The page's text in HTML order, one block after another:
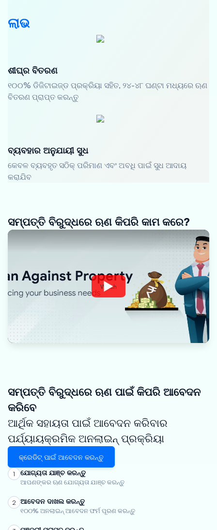
ଲାଭ
ଶୀଘ୍ର ବିତରଣ
୧୦୦% ଡିଜିଟାଇଜ୍ଡ ପ୍ରକ୍ରିୟା ସହିତ, ୨୪-୪୮ ଘଣ୍ଟା ମଧ୍ୟରେ ଋଣ
ବିତରଣ ପ୍ରାପ୍ତ କରନ୍ତୁ
ବ୍ୟବହାର ଅନୁଯାୟୀ ସୁଧ
କେବଳ ବ୍ୟବହୃତ ସଠିକ୍ ପରିମାଣ ଏବଂ ଅବଧି ପାଇଁ ସୁଧ ଆଦାୟ
କରାଯିବ
ସମ୍ପତ୍ତି ବିରୁଦ୍ଧରେ ଋଣ କିପରି କାମ କରେ?
Watch
ସମ୍ପତ୍ତି ବିରୁଦ୍ଧରେ ଋଣ ପାଇଁ କିପରି ଆବେଦନ
କରିବେ
ଆର୍ଥିକ ସହାୟତା ପାଇଁ ଆବେଦନ କରିବାର
ପର୍ଯ୍ୟାୟକ୍ରମିକ ଅନଲାଇନ୍ ପ୍ରକ୍ରିୟା
କ୍ରେଡିଟ୍ ପାଇଁ ଆବେଦନ କରନ୍ତୁ
1 ଯୋଗ୍ୟତା ଯାଞ୍ଚ କରନ୍ତୁ
ଆପଣଙ୍କର ଋଣ ଯୋଗ୍ୟତା ଯାଞ୍ଚ କରନ୍ତୁ
2 ଆବେଦନ ଦାଖଲ କରନ୍ତୁ
୧୦୦% ଅନଲାଇନ୍ ଆବେଦନ ଫର୍ମ ପୂରଣ କରନ୍ତୁ